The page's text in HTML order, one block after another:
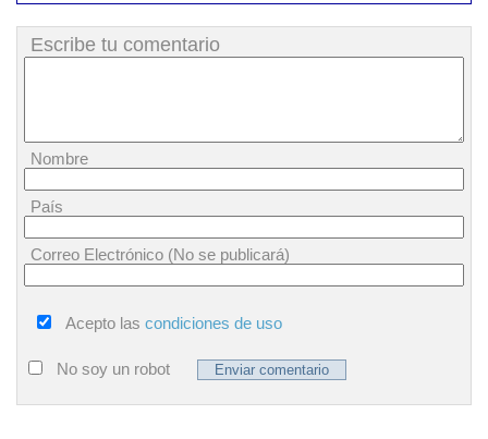
Escribe tu comentario
Nombre
País
Correo Electrónico (No se publicará)
Acepto las condiciones de uso
No soy un robot